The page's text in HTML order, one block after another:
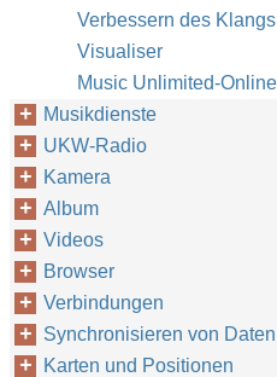
Verbessern des Klangs
Visualiser
Music Unlimited-
Musikdienste
UKW-Radio
Kamera
Album
Videos
Browser
Verbindungen
Synchronisieren von
Karten und Positionen